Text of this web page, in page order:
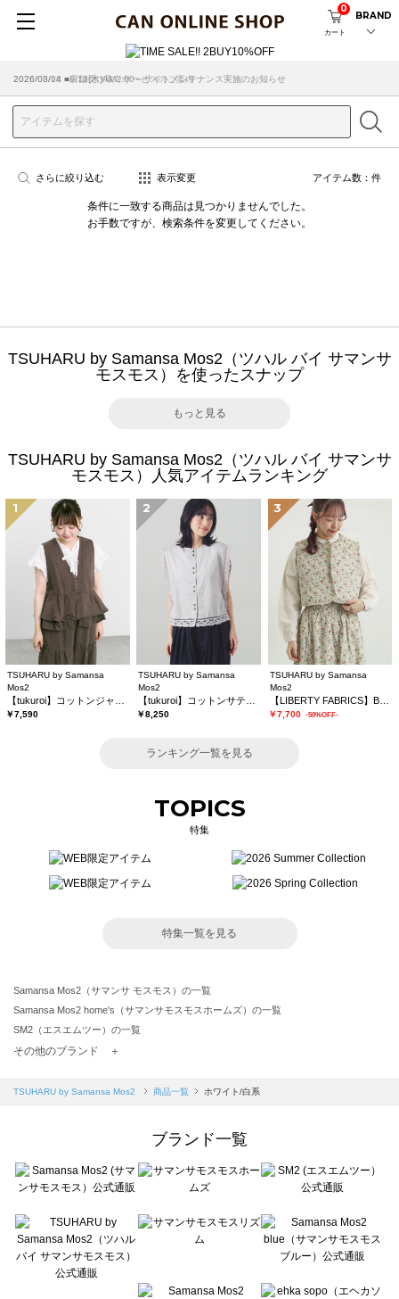
カート
0
BRAND
2026/08/04 ■8/13(木)AM2:00～サイトメンテナンス実施のお知らせ
2026/03/18 ■店舗受け取りサービスのご案内
さらに絞り込む 表示変更 アイテム数： 件
条件に一致する商品は見つかりませんでした。
お手数ですが、検索条件を変更してください。
TSUHARU by Samansa Mos2（ツハル バイ サマンサ
モスモス）を使ったスナップ
もっと見る
TSUHARU by Samansa Mos2（ツハル バイ サマンサ
モスモス）人気アイテムランキング
1
TSUHARU by Samansa
Mos2
￥7,590
2
TSUHARU by Samansa
Mos2
￥8,250
3
TSUHARU by Samansa
Mos2
【LIBERTY FABRICS】BEATRICE柄キルトベスト
￥7,700 -50%OFF-
ランキング一覧を見る
TOPICS
特集
特集一覧を見る
Samansa Mos2（サマンサ モスモス）の一覧
Samansa Mos2 home's（サマンサモスモスホームズ）の一覧
SM2（エスエムツー）の一覧
TSUHARU by Samansa Mos2（ツハルバイサマンサモスモス）の一覧
Samansa Mos2 blue（サマンサモスモス ブルー）の一覧
Te chichi（テチチ）の一覧
Te chichi CLASSIC（テチチ クラシック）の一覧
Lugnoncure（ルノンキュール）の一覧
BETTY'S BLUE（べティーズブルー）の一覧
Wpc.（ワールドパーティー）の一覧
その他のブランド ＋
TSUHARU by Samansa Mos2 商品一覧 ホワイト/白系
ブランド一覧